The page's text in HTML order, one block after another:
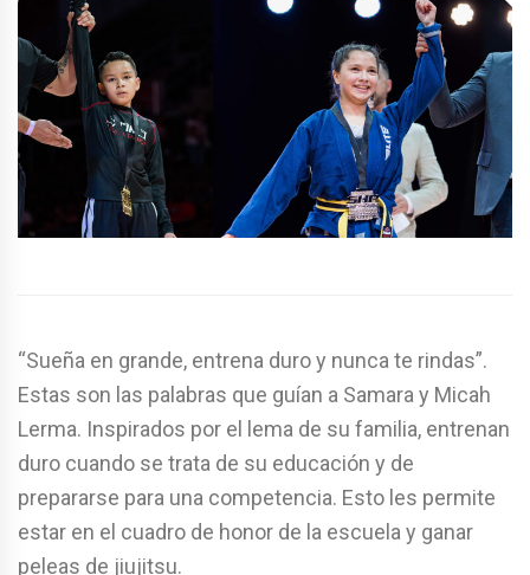
“Sueña en grande, entrena duro y nunca te rindas”.
Estas son las palabras que guían a Samara y Micah
Lerma. Inspirados por el lema de su familia, entrenan
duro cuando se trata de su educación y de
prepararse para una competencia. Esto les permite
estar en el cuadro de honor de la escuela y ganar
peleas de jiujitsu.